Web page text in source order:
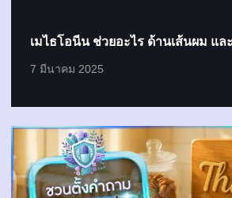
เมไธโอนีน ช่วยอะไร ด้านเส้นผม แล
7 มีนาคม 2025